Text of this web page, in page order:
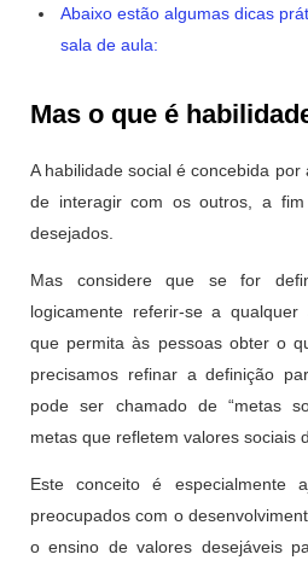
Abaixo estão algumas dicas
sala de aula:
Mas o que é
A habilidade social é concebida
de interagir com os outros, a
desejados.
Mas considere que se for
logicamente referir-se a qualquer
que permita às pessoas obter o
precisamos refinar a definição
pode ser chamado de “metas
metas que refletem valores sociais
Este conceito é especialmente
preocupados com o
o ensino de valores desejáveis